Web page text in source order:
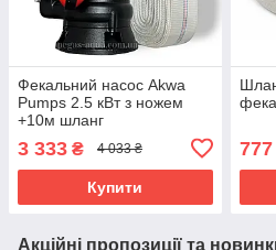
Фекальний насос Akwa
Pumps 2.5 кВт з ножем
+10м шланг
3 333 ₴ 4 033 ₴
Купити
777
Акційні пропозиції та